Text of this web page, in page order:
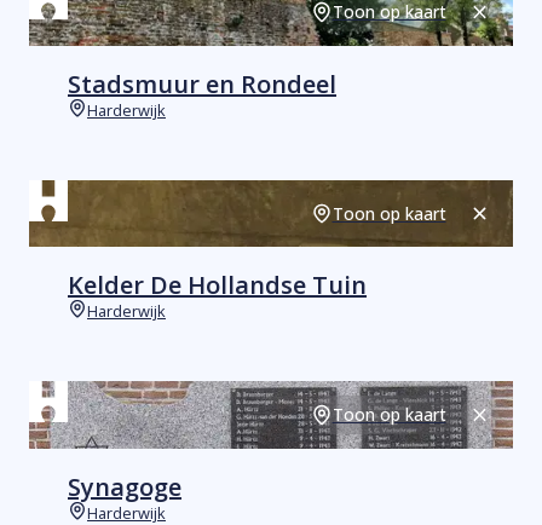
Toon op kaart Sluiten
Stadsmuur en Rondeel
Harderwijk
Toon op kaart Sluiten
Kelder De Hollandse Tuin
Harderwijk
Toon op kaart Sluiten
Synagoge
Harderwijk